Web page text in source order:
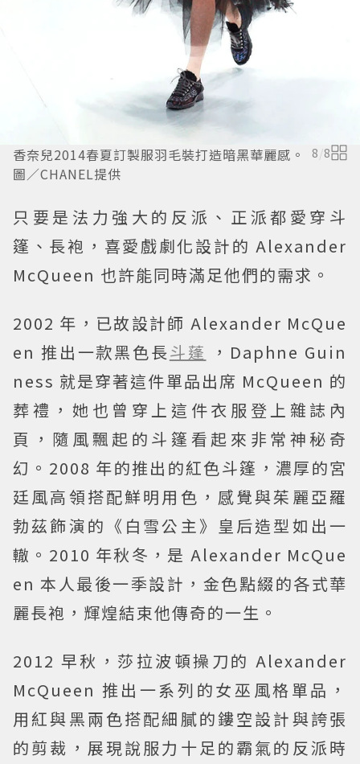
香奈兒2014春夏訂製服羽毛裝打造暗黑華麗感。
圖／CHANEL提供
8/8
只要是法力強大的反派、正派都愛穿斗
篷、長袍，喜愛戲劇化設計的 Alexander
McQueen 也許能同時滿足他們的需求。
2002 年，已故設計師 Alexander McQue
en 推出一款黑色長斗蓬
，Daphne Guin
ness 就是穿著這件單品出席 McQueen 的
葬禮，她也曾穿上這件衣服登上雜誌內
頁，隨風飄起的斗篷看起來非常神秘奇
幻。2008 年的推出的紅色斗篷，濃厚的宮
廷風高領搭配鮮明用色，感覺與茱麗亞羅
勃茲飾演的《白雪公主》皇后造型如出一
轍。2010 年秋冬，是 Alexander McQue
en 本人最後一季設計，金色點綴的各式華
麗長袍，輝煌結束他傳奇的一生。
2012 早秋，莎拉波頓操刀的 Alexander
McQueen 推出一系列的女巫風格單品，
用紅與黑兩色搭配細膩的鏤空設計與誇張
的剪裁，展現說服力十足的霸氣的反派時